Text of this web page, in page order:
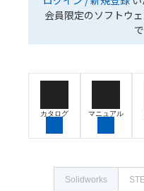
会員限定のソフトウ
カタログ マニュアル
Solidworks